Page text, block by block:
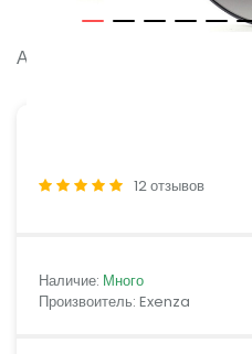
Артикул:
12 отзывов
Наличие: Много
Произвоитель: Exenza